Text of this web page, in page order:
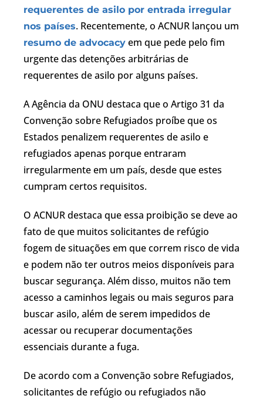
requerentes de asilo por entrada irregular
nos países. Recentemente, o ACNUR lançou um
resumo de advocacy em que pede pelo fim
urgente das detenções arbitrárias de
requerentes de asilo por alguns países.
A Agência da ONU destaca que o Artigo 31 da
Convenção sobre Refugiados proíbe que os
Estados penalizem requerentes de asilo e
refugiados apenas porque entraram
irregularmente em um país, desde que estes
cumpram certos requisitos.
O ACNUR destaca que essa proibição se deve ao
fato de que muitos solicitantes de refúgio
fogem de situações em que correm risco de vida
e podem não ter outros meios disponíveis para
buscar segurança. Além disso, muitos não tem
acesso a caminhos legais ou mais seguros para
buscar asilo, além de serem impedidos de
acessar ou recuperar documentações
essenciais durante a fuga.
De acordo com a Convenção sobre Refugiados,
solicitantes de refúgio ou refugiados não